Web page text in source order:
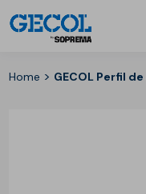
Home > GECOL Perfil